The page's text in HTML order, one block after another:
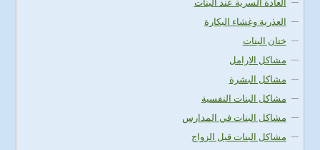
العادة السرية عند البنات
العذرية وغشاء البكارة
ختان البنات
مشاكل الارامل
مشاكل البشرة
مشاكل البنات النفسية
مشاكل البنات في المدارس
مشاكل البنات قبل الزواج